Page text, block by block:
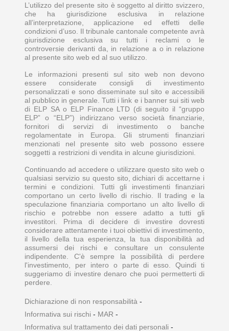
L’utilizzo del presente sito è soggetto al diritto svizzero,
che ha giurisdizione esclusiva in relazione
all’interpretazione, applicazione ed effetti delle
condizioni d’uso. Il tribunale cantonale competente avrà
giurisdizione esclusiva su tutti i reclami o le
controversie derivanti da, in relazione a o in relazione
al presente sito web ed al suo utilizzo.
Le informazioni presenti sul sito web non devono
essere considerate consigli di investimento
personalizzati e sono disseminate sul sito e accessibili
al pubblico in generale. Tutti i link e i banner sui siti web
di ELP SA o ELP Finance LTD (di seguito il “gruppo
ELP” o “ELP”) indirizzano verso società finanziarie,
fornitori di servizi di investimento o banche
regolamentate in Europa. Gli strumenti finanziari
menzionati nel presente sito web possono essere
soggetti a restrizioni di vendita in alcune giurisdizioni.
Continuando ad accedere o utilizzare questo sito web o
qualsiasi servizio su questo sito, dichiari di accettarne i
termini e condizioni. Tutti gli investimenti finanziari
comportano un certo livello di rischio. Il trading e la
speculazione finanziaria comportano un alto livello di
rischio e potrebbe non essere adatto a tutti gli
investitori. Prima di decidere di investire dovresti
considerare attentamente i tuoi obiettivi di investimento,
il livello della tua esperienza, la tua disponibilità ad
assumersi dei rischi e consultare un consulente
indipendente. C'è sempre la possibilità di perdere
l'investimento, per intero o parte di esso. Quindi ti
suggeriamo di investire denaro che puoi permetterti di
perdere.
Dichiarazione di non responsabilità -
Informativa sui rischi - MAR -
Informativa sul trattamento dei dati personali -